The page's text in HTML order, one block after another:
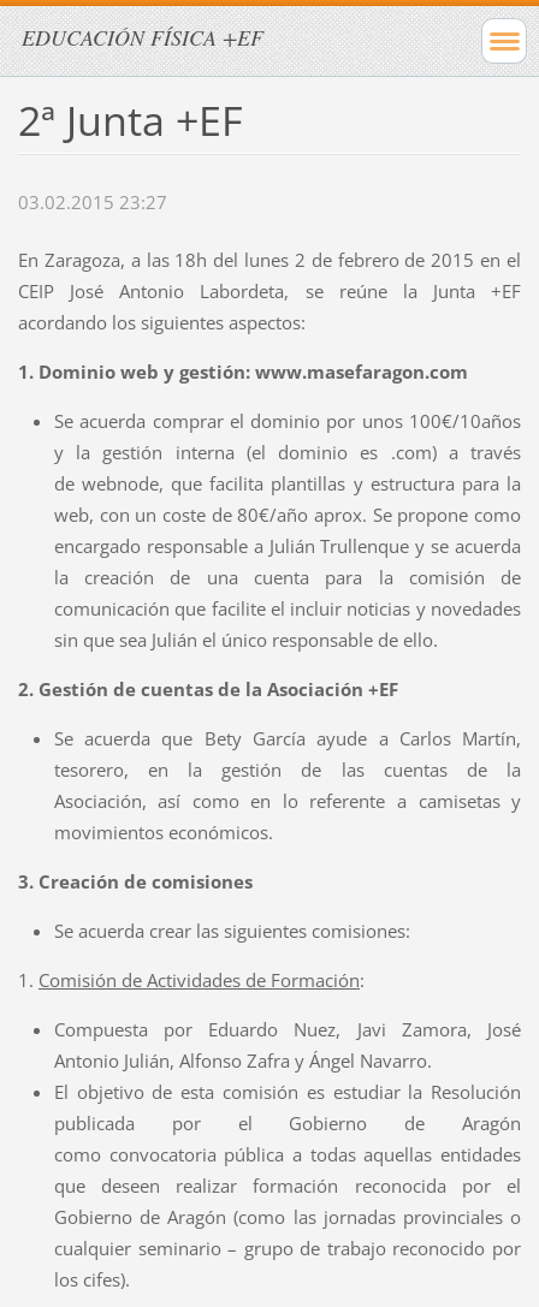
EDUCACIÓN FÍSICA +EF
2ª Junta +EF
03.02.2015 23:27
En Zaragoza, a las 18h del lunes 2 de febrero de 2015 en el
CEIP José Antonio Labordeta, se reúne la Junta +EF
acordando los siguientes aspectos:
1. Dominio web y gestión: www.masefaragon.com
Se acuerda comprar el dominio por unos 100€/10años
y la gestión interna (el dominio es .com) a través
de webnode, que facilita plantillas y estructura para la
web, con un coste de 80€/año aprox. Se propone como
encargado responsable a Julián Trullenque y se acuerda
la creación de una cuenta para la comisión de
comunicación que facilite el incluir noticias y novedades
sin que sea Julián el único responsable de ello.
2. Gestión de cuentas de la Asociación +EF
Se acuerda que Bety García ayude a Carlos Martín,
tesorero, en la gestión de las cuentas de la
Asociación, así como en lo referente a camisetas y
movimientos económicos.
3. Creación de comisiones
Se acuerda crear las siguientes comisiones:
1. Comisión de Actividades de Formación:
Compuesta por Eduardo Nuez, Javi Zamora, José
Antonio Julián, Alfonso Zafra y Ángel Navarro.
El objetivo de esta comisión es estudiar la Resolución
publicada por el Gobierno de Aragón
como convocatoria pública a todas aquellas entidades
que deseen realizar formación reconocida por el
Gobierno de Aragón (como las jornadas provinciales o
cualquier seminario – grupo de trabajo reconocido por
los cifes).